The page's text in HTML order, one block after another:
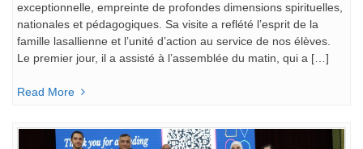
exceptionnelle, empreinte de profondes dimensions spirituelles,
nationales et pédagogiques. Sa visite a reflété l’esprit de la
famille lasallienne et l’unité d’action au service de nos élèves.
Le premier jour, il a assisté à l’assemblée du matin, qui a […]
Read More